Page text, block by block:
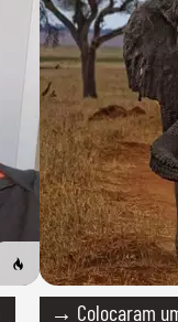
→ Colocaram